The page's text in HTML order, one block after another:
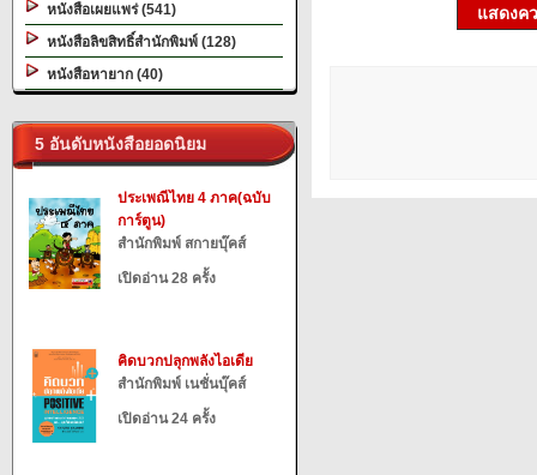
หนังสือเผยแพร่ (541)
หนังสือลิขสิทธิ์สำนักพิมพ์ (128)
หนังสือหายาก (40)
5 อันดับหนังสือยอดนิยม
ประเพณีไทย 4 ภาค(ฉบับ
การ์ตูน)
สำนักพิมพ์ สกายบุ๊คส์
เปิดอ่าน 28 ครั้ง
คิดบวกปลุกพลังไอเดีย
สำนักพิมพ์ เนชั่นบุ๊คส์
เปิดอ่าน 24 ครั้ง
แสดงค